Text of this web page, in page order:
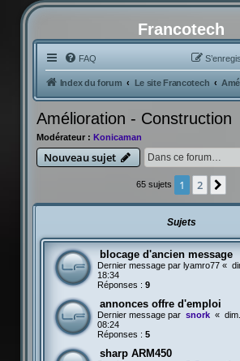
Francotech
FAQ
Index du forum Le site Francotech
Amélioration - Construction
Modérateur : Konicaman
Nouveau sujet
65 sujets 1 2
Sujets
blocage d'ancien message
Dernier message par lyamro77«
18:34
Réponses : 9
annonces offre d'emploi
Dernier message par snork «
08:24
Réponses : 5
sharp ARM450